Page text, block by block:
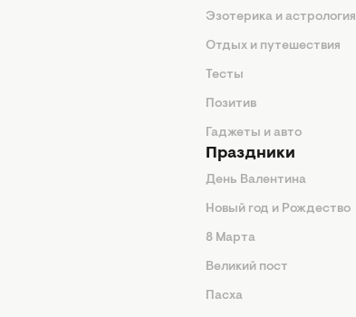
Эзотерика и астрология
Отдых и путешествия
Тесты
Позитив
Гаджеты и авто
Праздники
День Валентина
Новый год и Рождество
8 Марта
Великий пост
Пасха